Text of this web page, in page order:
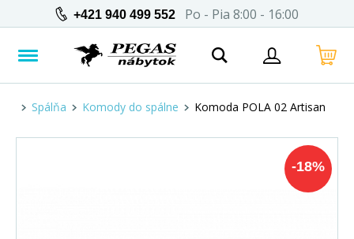
+421 940 499 552 Po - Pia 8:00 - 16:00
Spálňa Komody do spálne Komoda POLA 02 Artisan
-18%